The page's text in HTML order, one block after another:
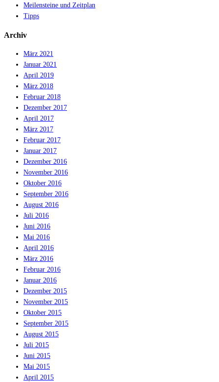
Meilensteine und Zeitplan
Tipps
Archiv
März 2021
Januar 2021
April 2019
März 2018
Februar 2018
Dezember 2017
April 2017
März 2017
Februar 2017
Januar 2017
Dezember 2016
November 2016
Oktober 2016
September 2016
August 2016
Juli 2016
Juni 2016
Mai 2016
April 2016
März 2016
Februar 2016
Januar 2016
Dezember 2015
November 2015
Oktober 2015
September 2015
August 2015
Juli 2015
Juni 2015
Mai 2015
April 2015